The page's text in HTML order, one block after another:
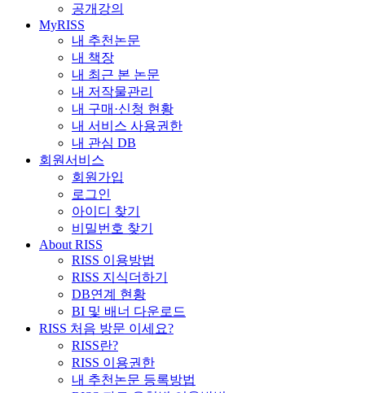
공개강의
MyRISS
내 추천논문
내 책장
내 최근 본 논문
내 저작물관리
내 구매·신청 현황
내 서비스 사용권한
내 관심 DB
회원서비스
회원가입
로그인
아이디 찾기
비밀번호 찾기
About RISS
RISS 이용방법
RISS 지식더하기
DB연계 현황
BI 및 배너 다운로드
RISS 처음 방문 이세요?
RISS란?
RISS 이용권한
내 추천논문 등록방법